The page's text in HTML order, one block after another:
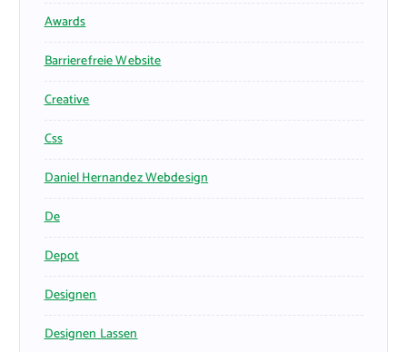
Awards
Barrierefreie Website
Creative
Css
Daniel Hernandez Webdesign
De
Depot
Designen
Designen Lassen